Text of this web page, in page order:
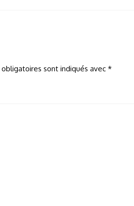
obligatoires sont indiqués avec *